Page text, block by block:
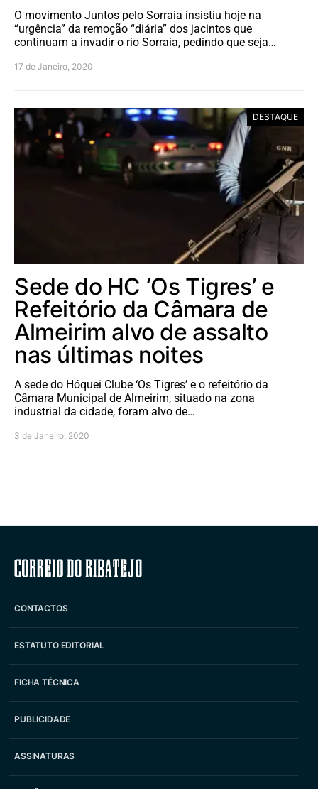
O movimento Juntos pelo Sorraia insistiu hoje na
“urgência” da remoção “diária” dos jacintos que
continuam a invadir o rio Sorraia, pedindo que seja…
17 de Janeiro, 2020
DESTAQUE
Sede do HC ‘Os Tigres’ e
Refeitório da Câmara de
Almeirim alvo de assalto
nas últimas noites
A sede do Hóquei Clube ‘Os Tigres’ e o refeitório da
Câmara Municipal de Almeirim, situado na zona
industrial da cidade, foram alvo de…
3 de Janeiro, 2020
Correio do Ribatejo
CONTACTOS
ESTATUTO EDITORIAL
FICHA TÉCNICA
PUBLICIDADE
ASSINATURAS